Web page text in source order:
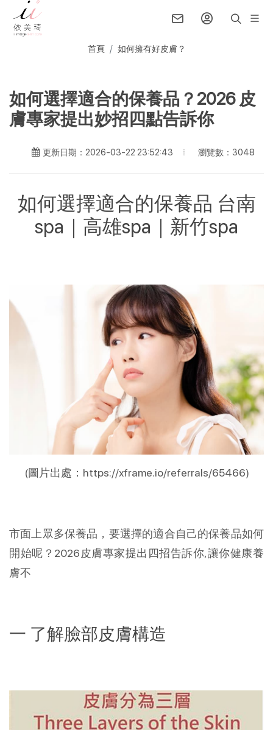
首頁 如何擁有好皮膚？
如何選擇適合的保養品？2026 皮
膚專家提出妙招四點告訴你
更新日期：2026-03-22 23:52:43 瀏覽數：3048
如何選擇適合的保養品 台南
spa｜高雄spa｜新竹spa
(圖片出處：https://xframe.io/referrals/65466)
市面上眾多保養品，要選擇的適合自己的保養品如何
開始呢？2026皮膚專家提出四招告訴你,讓你健康養
膚不
一 了解臉部皮膚構造